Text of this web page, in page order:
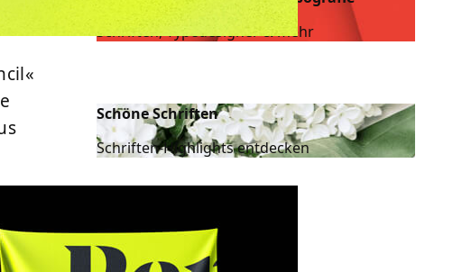
Schriften, Typedesigner & mehr
Schöne Schriften
Schriften-Highlights entdecken